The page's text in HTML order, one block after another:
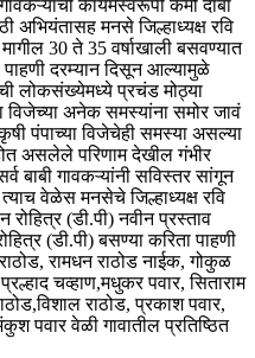
कायमस्वरूपी कमी दाबा
अभियंतासह मनसे जिल्हाध्यक्ष रवि
मागील 30 ते 35 वर्षाखाली बसवण्यात
दरम्यान दिसून आल्यामुळे
लोकसंख्येमध्ये प्रचंड मोठ्या
विजेच्या अनेक समस्यांना समोर जावं
पंपाच्या विजेचेही समस्या असल्या
असलेले परिणाम देखील गंभीर
बाबी गावकऱ्यांनी सविस्तर सांगून
वेळेस मनसेचे जिल्हाध्यक्ष रवि
रोहित्र (डी.पी) नवीन प्रस्ताव
(डी.पी) बसण्या करिता पाहणी
रामधन राठोड नाईक, गोकुळ
चव्हाण,मधुकर पवार, सिताराम
राठोड, प्रकाश पवार,
पवार वेळी गावातील प्रतिष्ठित